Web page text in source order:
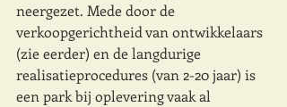
neergezet. Mede door de
verkoopgerichtheid van ontwikkelaars
(zie eerder) en de langdurige
realisatieprocedures (van 2-20 jaar) is
een park bij oplevering vaak al